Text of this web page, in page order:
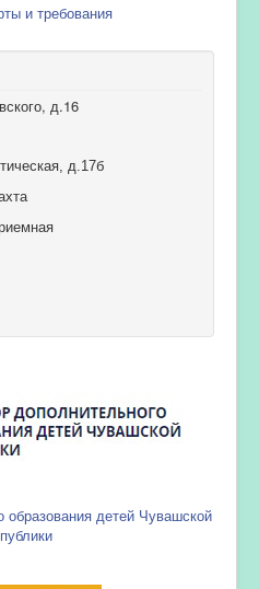
и требования
д.16
д.17б
образования детей Чувашской